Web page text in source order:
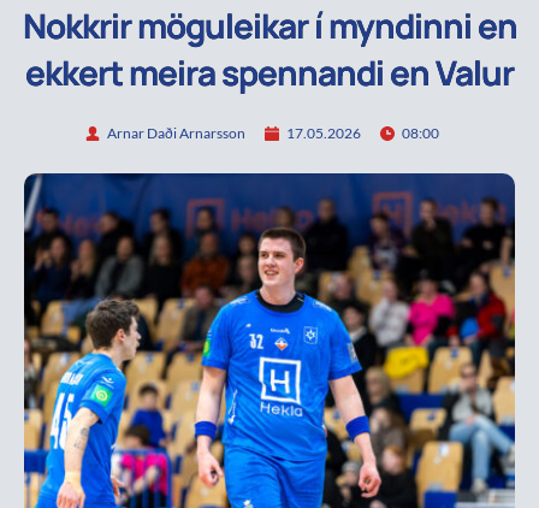
Nokkrir möguleikar í myndinni en
ekkert meira spennandi en Valur
Arnar Daði Arnarsson 17.05.2026 08:00